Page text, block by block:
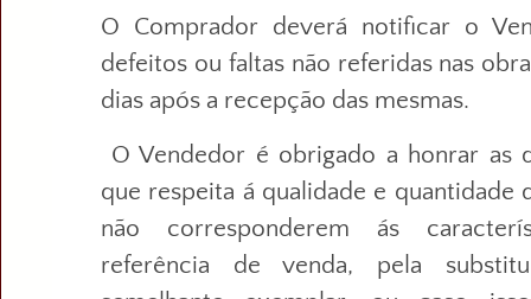
O Comprador deverá notificar o
defeitos ou faltas não referidas nas
dias após a recepção das mesmas.
O Vendedor é obrigado a honrar as
que respeita á qualidade e quantidade
não corresponderem ás
referência de venda, pela